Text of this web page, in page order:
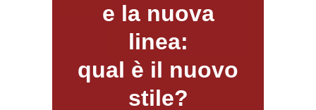
e la nuova
linea:
qual è il nuovo
stile?